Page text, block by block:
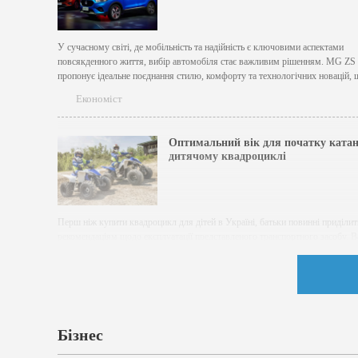
У сучасному світі, де мобільність та надійність є ключовими аспектами
повсякденного життя, вибір автомобіля стає важливим рішенням. MG ZS
пропонує ідеальне поєднання стилю, комфорту та технологічних новацій,
емоційним та динамічним дизайном, який привертає увагу на дорозі.
риси включають...
Економіст
Оптимальний вік для початку
дитячому квадроциклі
Перш ніж купити квадроцикл для дітей в Україні, батьки повинні
Бізнес